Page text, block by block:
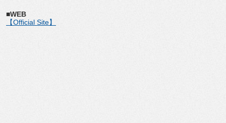
■WEB
【Official Site】